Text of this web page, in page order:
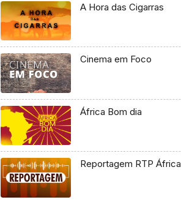
A Hora das Cigarras
Cinema em Foco
África Bom dia
Reportagem RTP África